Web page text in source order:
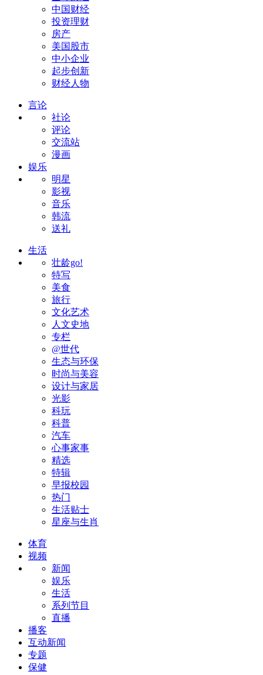
中国财经
投资理财
房产
美国股市
中小企业
起步创新
财经人物
言论
社论
评论
交流站
漫画
娱乐
明星
影视
音乐
韩流
送礼
生活
壮龄go!
特写
美食
旅行
文化艺术
人文史地
专栏
@世代
生态与环保
时尚与美容
设计与家居
光影
科玩
科普
汽车
心事家事
精选
特辑
早报校园
热门
生活贴士
星座与生肖
体育
视频
新闻
娱乐
生活
系列节目
直播
播客
互动新闻
专题
保健